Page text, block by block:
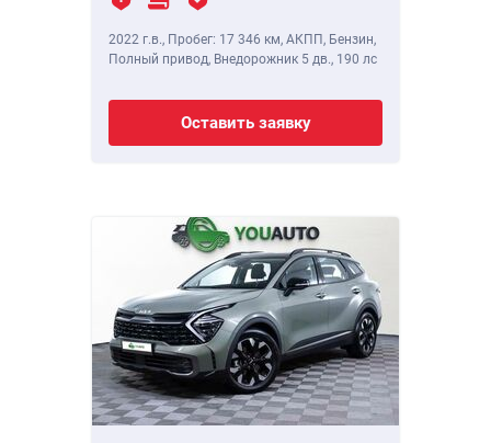
2022 г.в., Пробег: 17 346 км, АКПП, Бензин,
Полный привод, Внедорожник 5 дв., 190 лс
Оставить заявку